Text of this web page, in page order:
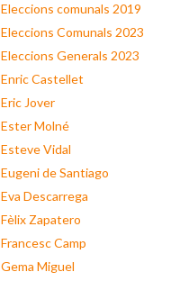
Eleccions comunals 2019
Eleccions Comunals 2023
Eleccions Generals 2023
Enric Castellet
Eric Jover
Ester Molné
Esteve Vidal
Eugeni de Santiago
Eva Descarrega
Fèlix Zapatero
Francesc Camp
Gema Miguel